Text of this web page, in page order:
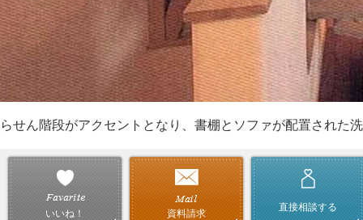
らせん階段がアクセントとなり、書棚とソファが配置された
いいね！ 資料請求
直接相談する